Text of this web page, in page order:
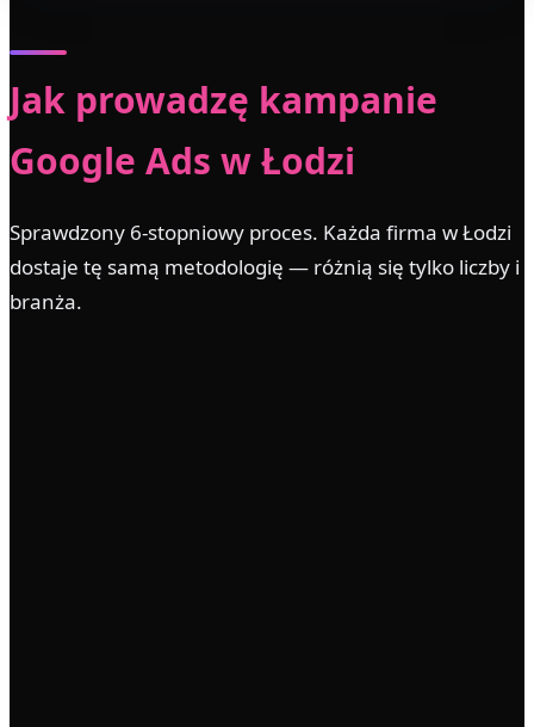
Jak prowadzę kampanie
Google Ads w Łodzi
Sprawdzony 6-stopniowy proces. Każda firma w Łodzi
dostaje tę samą metodologię — różnią się tylko liczby i
branża.